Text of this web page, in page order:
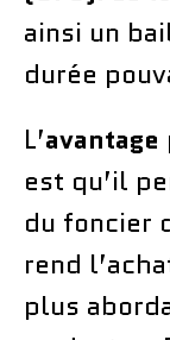
ainsi un
durée
L’
est qu’il
du foncier
rend
plus